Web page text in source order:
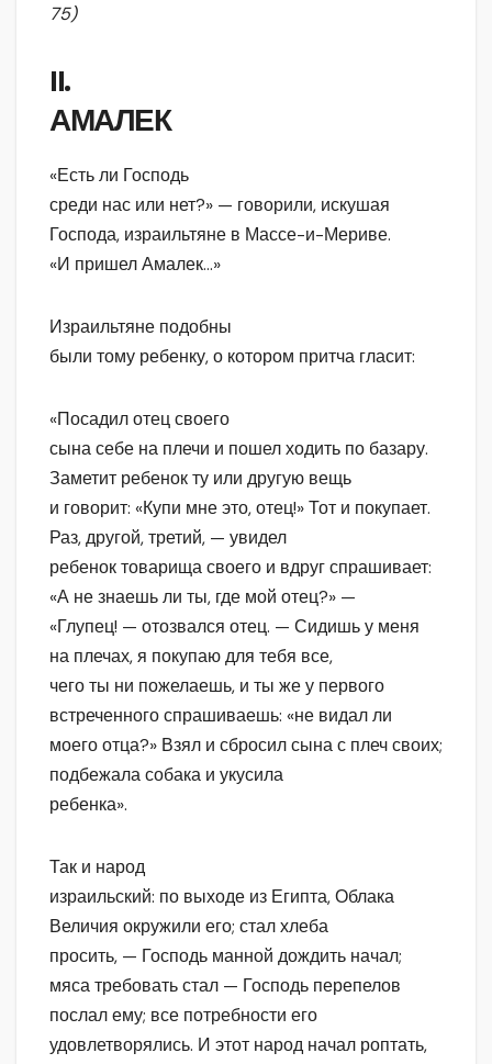
75)
II.
АМАЛЕК
«Есть ли Господь
среди нас или нет?» — говорили, искушая
Господа, израильтяне в Массе-и-Мериве.
«И пришел Амалек…»
Израильтяне подобны
были тому ребенку, о котором притча гласит:
«Посадил отец своего
сына себе на плечи и пошел ходить по базару.
Заметит ребенок ту или другую вещь
и говорит: «Купи мне это, отец!» Тот и покупает.
Раз, другой, третий, — увидел
ребенок товарища своего и вдруг спрашивает:
«А не знаешь ли ты, где мой отец?» —
«Глупец! — отозвался отец. — Сидишь у меня
на плечах, я покупаю для тебя все,
чего ты ни пожелаешь, и ты же у первого
встреченного спрашиваешь: «не видал ли
моего отца?» Взял и сбросил сына с плеч своих;
подбежала собака и укусила
ребенка».
Так и народ
израильский: по выходе из Египта, Облака
Величия окружили его; стал хлеба
просить, — Господь манной дождить начал;
мяса требовать стал — Господь перепелов
послал ему; все потребности его
удовлетворялись. И этот народ начал роптать,